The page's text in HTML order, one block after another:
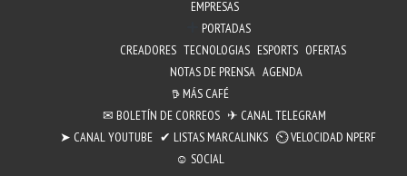
EMPRESAS
PORTADAS
CREADORES TECNOLOGIAS ESPORTS OFERTAS
NOTAS DE PRENSA AGENDA
𖠚 MÁS CAFÉ
✉︎ BOLETÍN DE CORREOS ✈ CANAL TELEGRAM
➤ CANAL YOUTUBE ✔ LISTAS MARCALINKS ⏲︎ VELOCIDAD NPERF
☺ SOCIAL